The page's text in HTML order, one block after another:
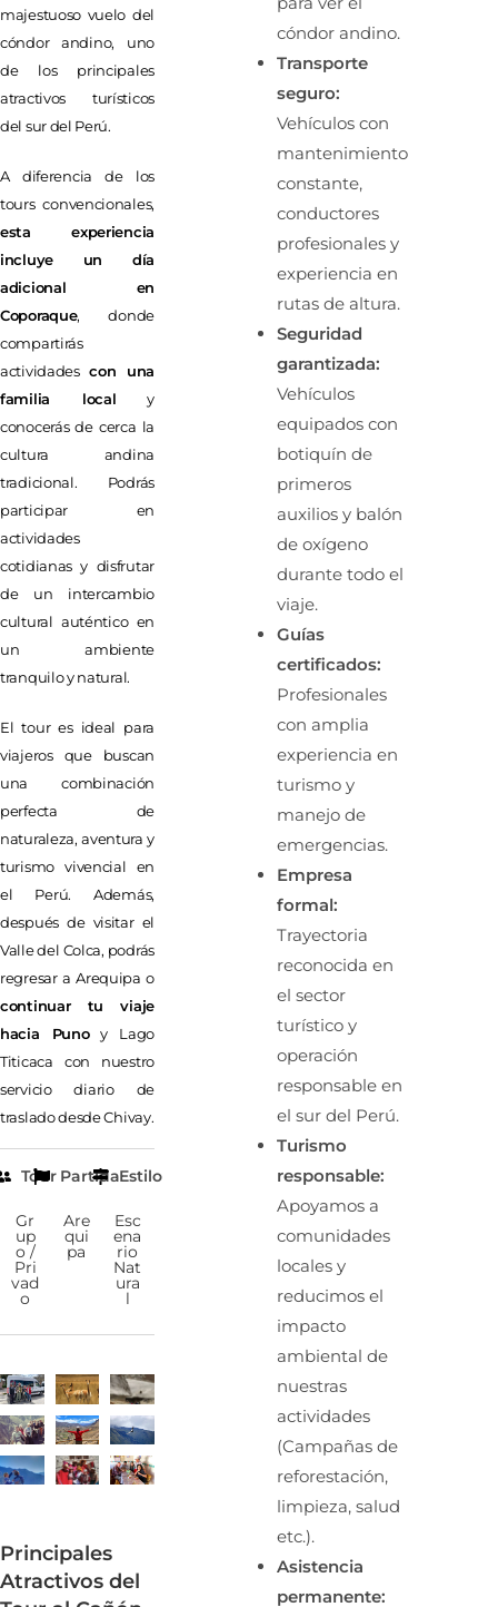
majestuoso vuelo del
cóndor andino, uno
de los principales
atractivos turísticos
del sur del Perú.
A diferencia de los
tours convencionales,
esta experiencia
incluye un día
adicional en
Coporaque, donde
compartirás
actividadescon una
familia local y
conocerás de cerca la
cultura andina
tradicional. Podrás
participar en
actividades
cotidianas y disfrutar
de un intercambio
cultural auténtico en
un ambiente
tranquilo y natural.
El tour es ideal para
viajeros que buscan
una combinación
perfecta de
naturaleza, aventura y
turismo vivencial en
el Perú. Además,
después de visitar el
Valle del Colca, podrás
regresar a Arequipa o
continuar tu viaje
hacia Punoy Lago
Titicaca con nuestro
servicio diario de
traslado desde Chivay.
Tour
Gr
up
o /
Pri
vad
o
Partida
Are
qui
pa
Estilo
Esc
ena
rio
Nat
ura
l
Principales
Atractivos del
cóndor andino.
Transporte
seguro:
Vehículos con
mantenimiento
constante,
conductores
profesionales y
experiencia en
rutas de altura.
Seguridad
garantizada:
Vehículos
equipados con
botiquín de
primeros
auxilios y balón
de oxígeno
durante todo el
viaje.
Guías
certificados:
Profesionales
con amplia
experiencia en
turismo y
manejo de
emergencias.
Empresa
formal:
Trayectoria
reconocida en
el sector
turístico y
operación
responsable en
el sur del Perú.
Turismo
responsable:
Apoyamos a
comunidades
locales y
reducimos el
impacto
ambiental de
nuestras
actividades
(Campañas de
reforestación,
limpieza, salud
etc.).
Asistencia
permanente: